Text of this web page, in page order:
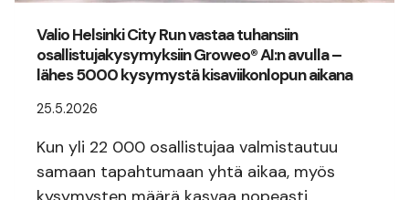
Valio Helsinki City Run vastaa tuhansiin
osallistujakysymyksiin Groweo® AI:n avulla –
lähes 5000 kysymystä kisaviikonlopun aikana
25.5.2026
Kun yli 22 000 osallistujaa valmistautuu
samaan tapahtumaan yhtä aikaa, myös